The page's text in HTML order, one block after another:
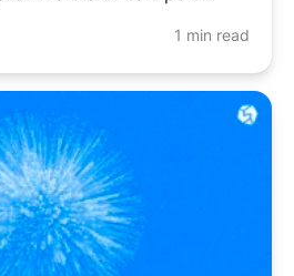
1 min read